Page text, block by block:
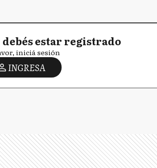
estar registrado
iniciá sesión
INGRESA